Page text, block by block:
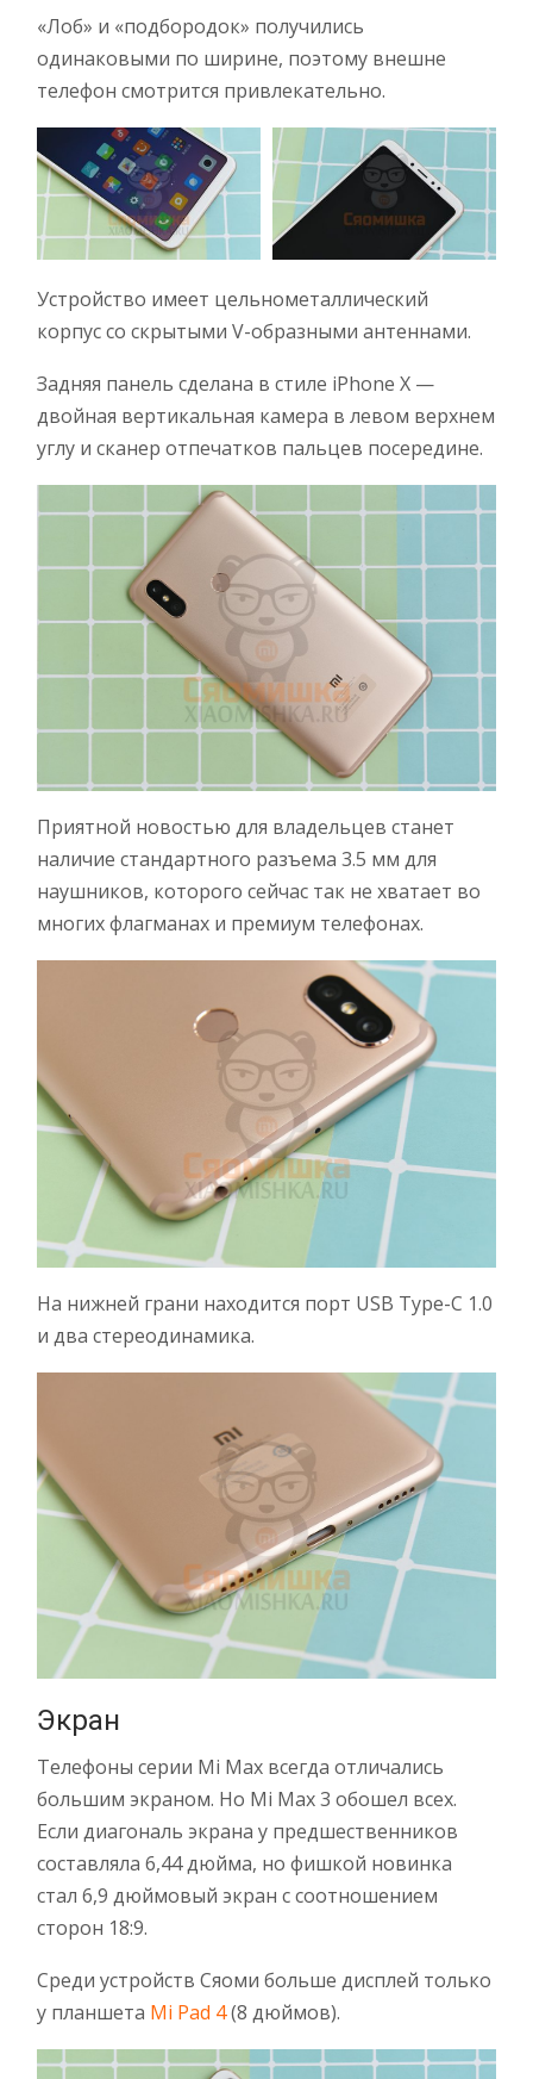
«Лоб» и «подбородок» получились
одинаковыми по ширине, поэтому внешне
телефон смотрится привлекательно.
Устройство имеет цельнометаллический
корпус со скрытыми V-образными антеннами.
Задняя панель сделана в стиле iPhone X —
двойная вертикальная камера в левом верхнем
углу и сканер отпечатков пальцев посередине.
Приятной новостью для владельцев станет
наличие стандартного разъема 3.5 мм для
наушников, которого сейчас так не хватает во
многих флагманах и премиум телефонах.
На нижней грани находится порт USB Type-C 1.0
и два стереодинамика.
Экран
Телефоны серии Mi Max всегда отличались
большим экраном. Но Mi Max 3 обошел всех.
Если диагональ экрана у предшественников
составляла 6,44 дюйма, но фишкой новинка
стал 6,9 дюймовый экран с соотношением
сторон 18:9.
Среди устройств Сяоми больше дисплей только
у планшета Mi Pad 4(8 дюймов).